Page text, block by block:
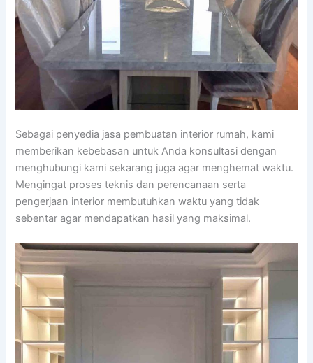
Sebagai penyedia jasa pembuatan interior rumah, kami
memberikan kebebasan untuk Anda konsultasi dengan
menghubungi kami sekarang juga agar menghemat waktu.
Mengingat proses teknis dan perencanaan serta
pengerjaan interior membutuhkan waktu yang tidak
sebentar agar mendapatkan hasil yang maksimal.